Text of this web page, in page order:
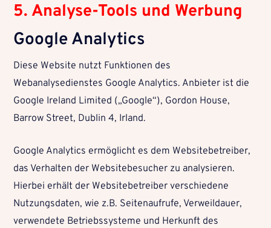
5. Analyse-Tools und Werbung
Google Analytics
Diese Website nutzt Funktionen des
Webanalysedienstes Google Analytics. Anbieter ist die
Google Ireland Limited („Google“), Gordon House,
Barrow Street, Dublin 4, Irland.
Google Analytics ermöglicht es dem Websitebetreiber,
das Verhalten der Websitebesucher zu analysieren.
Hierbei erhält der Websitebetreiber verschiedene
Nutzungsdaten, wie z.B. Seitenaufrufe, Verweildauer,
verwendete Betriebssysteme und Herkunft des